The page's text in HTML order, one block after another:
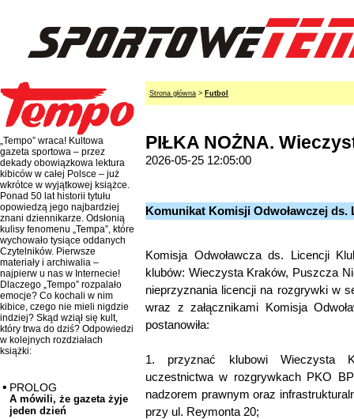
„Tempo” wraca! Kultowa
gazeta sportowa – przez
dekady obowiązkowa lektura
kibiców w całej Polsce – już
wkrótce w wyjątkowej książce.
Ponad 50 lat historii tytułu
opowiedzą jego najbardziej
znani dziennikarze. Odsłonią
kulisy fenomenu „Tempa”, które
wychowało tysiące oddanych
Czytelników. Pierwsze
materiały i archiwalia –
najpierw u nas w Internecie!
Dlaczego „Tempo” rozpalało
emocje? Co kochali w nim
kibice, czego nie mieli nigdzie
indziej? Skąd wziął się kult,
który trwa do dziś? Odpowiedzi
w kolejnych rozdziałach
książki:
PROLOG
A mówili, że gazeta żyje
jeden dzień
Strona główna > Futbol
PIŁKA NOŻNA.
2026-05-25 12:05:00
Komunikat Komisji Odwoławczej
Komisja Odwoławcza ds. Licencji
klubów: Wieczysta Kraków, Puszcza
nieprzyznania licencji na rozgrywki w
wraz z załącznikami Komisja
postanowiła:
1. przyznać klubowi Wieczysta
uczestnictwa w rozgrywkach PKO
nadzorem prawnym oraz
przy ul. Reymonta 20;